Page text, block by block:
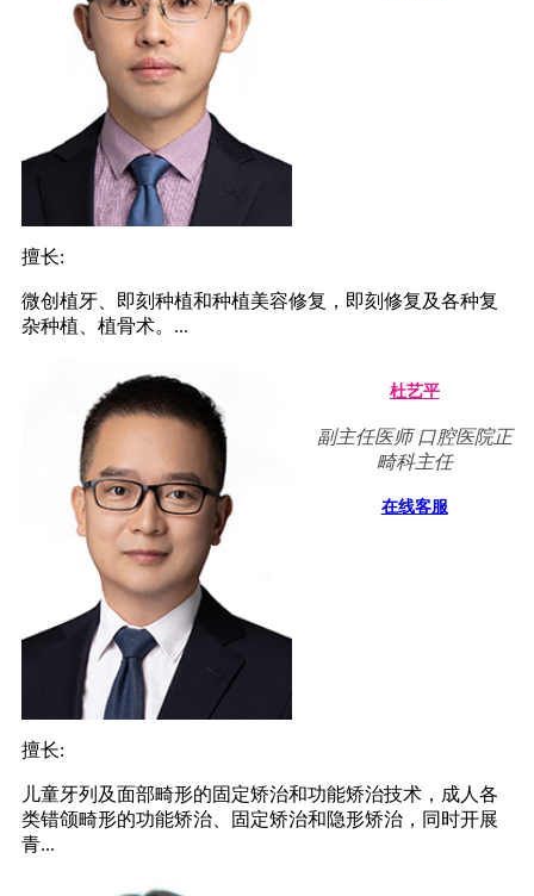
擅长:
微创植牙、即刻种植和种植美容修复，即刻修复及各种复
杂种植、植骨术。...
杜艺平
副主任医师 口腔医院正
畸科主任
在线客服
擅长:
儿童牙列及面部畸形的固定矫治和功能矫治技术，成人各
类错颌畸形的功能矫治、固定矫治和隐形矫治，同时开展
青...